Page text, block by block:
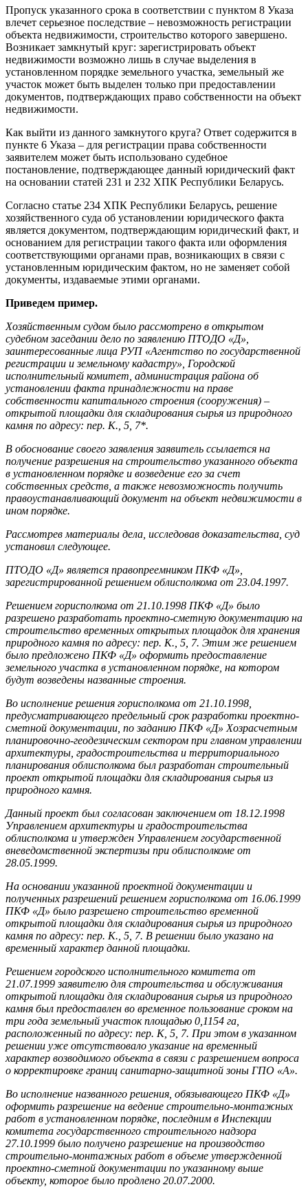
Пропуск указанного срока в соответствии с пунк­том 8 Указа
влечет серьезное последствие – невозможность регистрации
объекта недвижимости, строительство которого завершено.
Возникает замкнутый круг: зарегистрировать объект
недвижимости возможно лишь в случае выделения в
установленном порядке земельного участка, земельный же
участок может быть выделен только при предоставлении
документов, подтверждающих право собственности на объект
недвижимости.
Как выйти из данного замкнутого круга? Ответ содержится в
пункте 6 Указа – для регистрации права собственности
заявителем может быть использовано судебное
постановление, подтверждающее данный юридический факт
на основании статей 231 и 232 ХПК Республики Беларусь.
Согласно статье 234 ХПК Республики Беларусь, решение
хозяйственного суда об установлении юридического факта
является документом, подтверждающим юридический факт, и
основанием для регистрации такого факта или оформления
соответствующими органами прав, возникающих в связи с
установленным юридическим фактом, но не заменяет собой
документы, издаваемые этими органами.
Приведем пример.
Хозяйственным судом было рассмотрено в открытом
судебном заседании дело по заявлению ПТОДО «Д»,
заинтересованные лица РУП «Агентство по государственной
регистрации и земельному кадастру», Городской
исполнительный комитет, администрация рай­она об
установлении факта принадлежности на праве
собственности капитального строения (сооружения) –
открытой площадки для складирования сырья из природного
камня по адресу: пер. К., 5, 7*.
В обоснование своего заявления заявитель ссылается на
получение разрешения на строительство указанного объекта
в установленном порядке и возведение его за счет
собственных средств, а также невозможность получить
правоустанавливающий документ на объект недвижимости в
ином порядке.
Рассмотрев материалы дела, исследовав доказательства, суд
установил следующее.
ПТОДО «Д» является правопреемником ПКФ «Д»,
зарегистрированной решением облисполкома от 23.04.1997.
Решением горисполкома от 21.10.1998 ПКФ «Д» было
разрешено разработать проектно-сметную документацию на
строительство временных открытых площадок для хранения
природного камня по адресу: пер. К., 5, 7. Этим же решением
было предложено ПКФ «Д» оформить предоставление
земельного участка в установленном порядке, на котором
будут возведены названные строения.
Во исполнение решения горисполкома от 21.10.1998,
предусматривающего предельный срок разработки проектно-
сметной документации, по заданию ПКФ «Д» Хозрасчетным
планировочно-геодезическим сектором при главном управлении
архитектуры, градостроительства и территориального
планирования облисполкома был разработан строительный
проект открытой площадки для складирования сырья из
природного камня.
Данный проект был согласован заключением от 18.12.1998
Управлением архитектуры и градостроительства
облисполкома и утвержден Управлением государственной
вневедомственной экспертизы при облисполкоме от
28.05.1999.
На основании указанной проектной документации и
полученных разрешений решением горисполкома от 16.06.1999
ПКФ «Д» было разрешено строительство временной
открытой площадки для складирования сырья из природного
камня по адресу: пер. К., 5, 7. В решении было указано на
временный характер данной площадки.
Решением городского исполнительного комитета от
21.07.1999 заявителю для строительства и обслуживания
открытой площадки для складирования сырья из природного
камня был предоставлен во временное пользование сроком на
три года земельный участок площадью 0,1154 га,
расположенный по адресу: пер. К, 5, 7. При этом в указанном
решении уже отсутствовало указание на временный
характер возводимого объекта в связи с разрешением вопроса
о корректировке границ санитарно-защитной зоны ГПО «А».
Во исполнение названного решения, обязывающего ПКФ «Д»
оформить разрешение на ведение строительно-монтажных
работ в установленном порядке, последним в Инспекции
комитета государственного строительного надзора
27.10.1999 было получено разрешение на производство
строительно-монтажных работ в объеме утвержденной
проектно-сметной документации по указанному выше
объекту, которое было продлено 20.07.2000.